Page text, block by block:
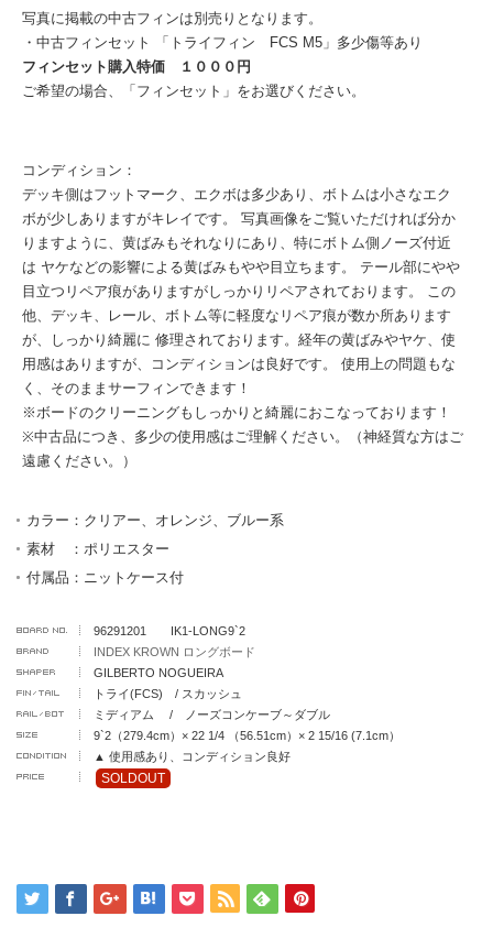
写真に掲載の中古フィンは別売りとなります。
・中古フィンセット 「トライフィン FCS M5」多少傷等あり
フィンセット購入特価 １０００円
ご希望の場合、「フィンセット」をお選びください。
コンディション：
デッキ側はフットマーク、エクボは多少あり、ボトムは小さなエク
ボが少しありますがキレイです。 写真画像をご覧いただければ分か
りますように、黄ばみもそれなりにあり、特にボトム側ノーズ付近
は ヤケなどの影響による黄ばみもやや目立ちます。 テール部にやや
目立つリペア痕がありますがしっかりリペアされております。 この
他、デッキ、レール、ボトム等に軽度なリペア痕が数か所あります
が、しっかり綺麗に 修理されております。経年の黄ばみやヤケ、使
用感はありますが、コンディションは良好です。 使用上の問題もな
く、そのままサーフィンできます！
※ボードのクリーニングもしっかりと綺麗におこなっております！
※中古品につき、多少の使用感はご理解ください。（神経質な方はご
遠慮ください。）
カラー：クリアー、オレンジ、ブルー系
素材 ：ポリエスター
付属品：ニットケース付
96291201 IK1-LONG9`2
INDEX KROWN ロングボード
GILBERTO NOGUEIRA
トライ(FCS) / スカッシュ
ミディアム / ノーズコンケーブ～ダブル
9`2（279.4cm）× 22 1/4 （56.51cm）× 2 15/16 (7.1cm）
▲ 使用感あり、コンディション良好
SOLDOUT